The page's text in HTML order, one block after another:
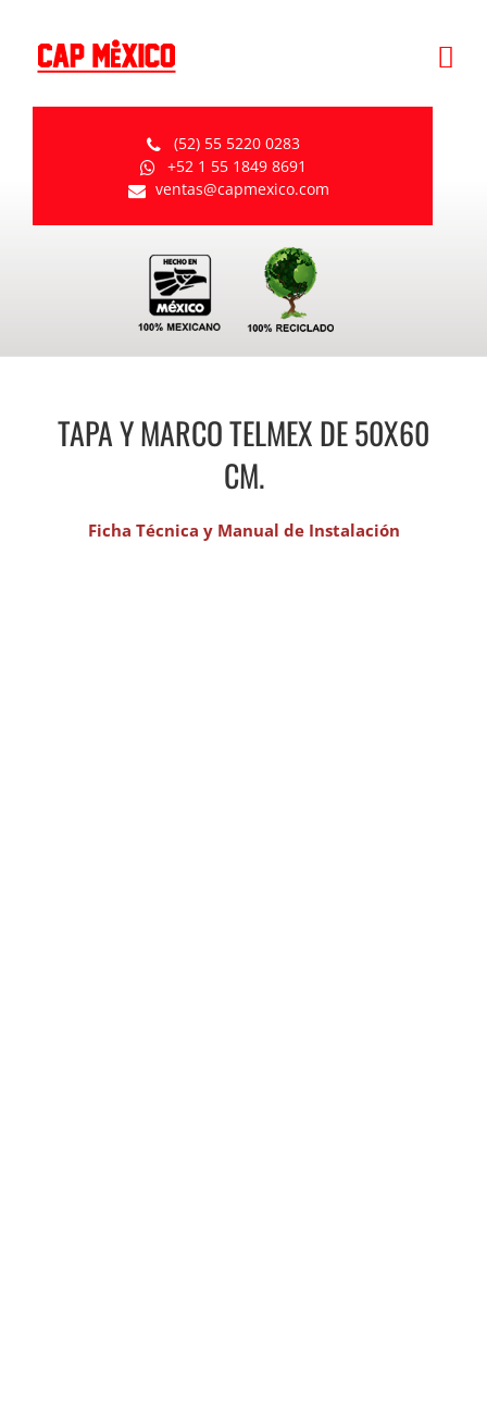
content
(52) 55 5220 0283
+52 1 55 1849 8691
ventas@capmexico.com
TAPA Y MARCO TELMEX DE 50X60
CM.
Ficha Técnica y Manual de Instalación